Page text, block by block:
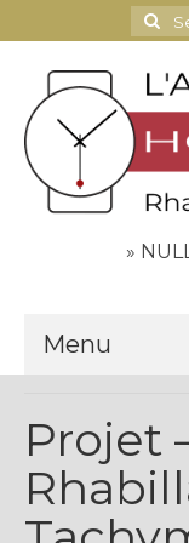
for:
»
Menu
Contact
Espace
Projet